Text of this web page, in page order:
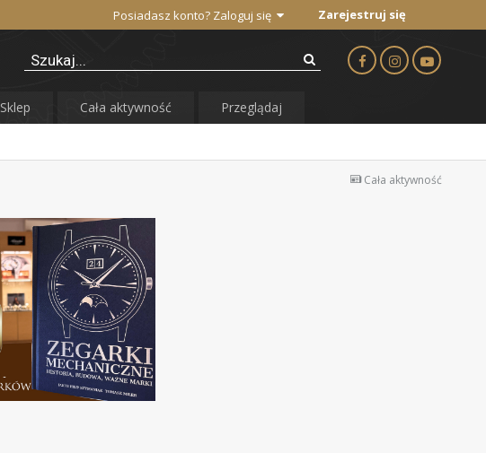
Posiadasz konto? Zaloguj się Zarejestruj się
Sklep Cała aktywność Przeglądaj
Cała aktywność